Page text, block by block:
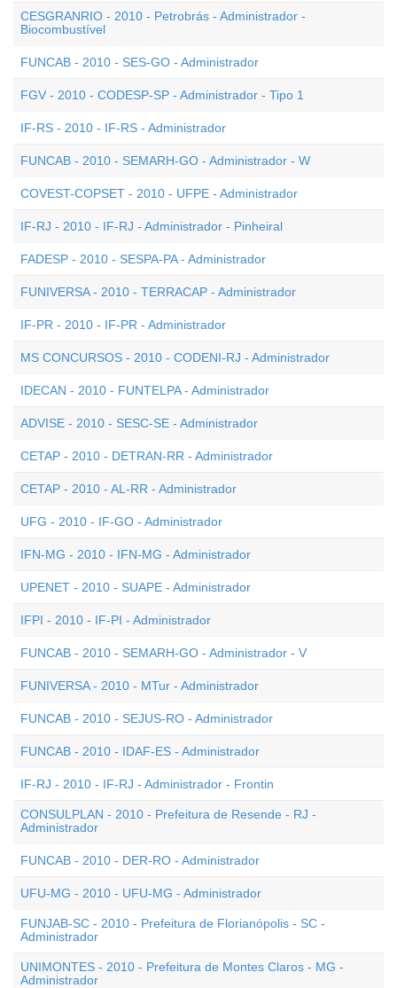
CESGRANRIO - 2010 - Petrobrás - Administrador -
Biocombustível
FUNCAB - 2010 - SES-GO - Administrador
FGV - 2010 - CODESP-SP - Administrador - Tipo 1
IF-RS - 2010 - IF-RS - Administrador
FUNCAB - 2010 - SEMARH-GO - Administrador - W
COVEST-COPSET - 2010 - UFPE - Administrador
IF-RJ - 2010 - IF-RJ - Administrador - Pinheiral
FADESP - 2010 - SESPA-PA - Administrador
FUNIVERSA - 2010 - TERRACAP - Administrador
IF-PR - 2010 - IF-PR - Administrador
MS CONCURSOS - 2010 - CODENI-RJ - Administrador
IDECAN - 2010 - FUNTELPA - Administrador
ADVISE - 2010 - SESC-SE - Administrador
CETAP - 2010 - DETRAN-RR - Administrador
CETAP - 2010 - AL-RR - Administrador
UFG - 2010 - IF-GO - Administrador
IFN-MG - 2010 - IFN-MG - Administrador
UPENET - 2010 - SUAPE - Administrador
IFPI - 2010 - IF-PI - Administrador
FUNCAB - 2010 - SEMARH-GO - Administrador - V
FUNIVERSA - 2010 - MTur - Administrador
FUNCAB - 2010 - SEJUS-RO - Administrador
FUNCAB - 2010 - IDAF-ES - Administrador
IF-RJ - 2010 - IF-RJ - Administrador - Frontin
CONSULPLAN - 2010 - Prefeitura de Resende - RJ -
Administrador
FUNCAB - 2010 - DER-RO - Administrador
UFU-MG - 2010 - UFU-MG - Administrador
FUNJAB-SC - 2010 - Prefeitura de Florianópolis - SC -
Administrador
UNIMONTES - 2010 - Prefeitura de Montes Claros - MG -
Administrador